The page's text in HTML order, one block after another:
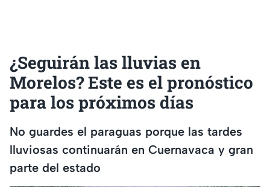
¿Seguirán las lluvias en
Morelos? Este es el pronóstico
para los próximos días
No guardes el paraguas porque las tardes
lluviosas continuarán en Cuernavaca y gran
parte del estado